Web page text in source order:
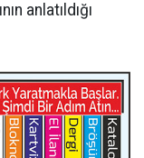
anlatıldığı